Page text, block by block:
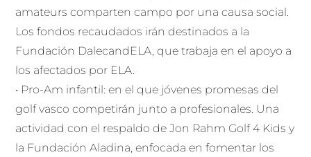
amateurs comparten campo por una causa social.
Los fondos recaudados irán destinados a la
Fundación DalecandELA, que trabaja en el apoyo a
los afectados por ELA.
• Pro-Am infantil: en el que jóvenes promesas del
golf vasco competirán junto a profesionales. Una
actividad con el respaldo de Jon Rahm Golf 4 Kids y
la Fundación Aladina, enfocada en fomentar los